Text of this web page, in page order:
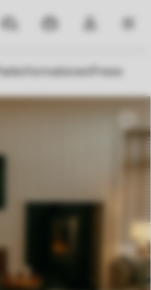
Reiseziele
Meine
Dropdown-
meines
öffnen